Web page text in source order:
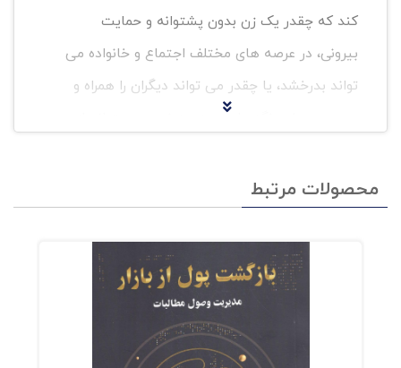
کند که چقدر یک زن بدون پشتوانه و حمایت
بیرونی، در عرصه های مختلف اجتماع و خانواده می
تواند بدرخشد، یا چقدر می تواند دیگران را همراه و
هم جهت خود نگه دارد و به چه نحوی، میتواند از
دارد، نهایت استفاده را ببرد.
برای اینکه به درک درستی از این مبحث
برسیم، لازم است ابعاد وجودی، خصوصیات
زیستی، موقعیت اجتماعی و دیدگاه های
غالبی که بر زن امروز وجود دارند را بررسی
محصولات مرتبط